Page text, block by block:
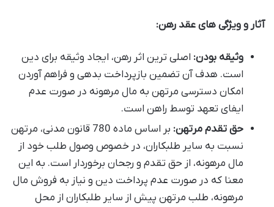
آثار و ویژگی های عقد رهن:
وثیقه بودن: اصلی ترین اثر رهن، ایجاد وثیقه برای دین
است. هدف آن تضمین بازپرداخت بدهی و فراهم آوردن
امکان دسترسی مرتهن به مال مرهونه در صورت عدم
ایفای تعهد توسط راهن است.
حق تقدم مرتهن:
بر اساس ماده 780 قانون مدنی، مرتهن
نسبت به سایر طلبکاران، در خصوص وصول طلب خود از
مال مرهونه، از حق تقدم و رجحان برخوردار است. به این
معنا که در صورت عدم پرداخت دین و نیاز به فروش مال
مرهونه، طلب مرتهن پیش از سایر طلبکاران از محل